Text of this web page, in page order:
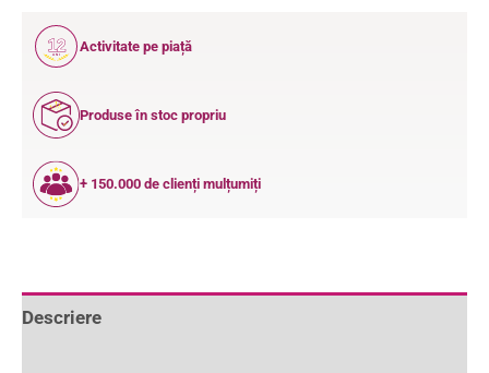
12
ANI
Activitate pe piață
Produse în stoc propriu
+ 150.000 de clienți mulțumiți
Descriere